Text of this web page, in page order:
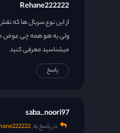
Rehane222222
از این نوع سریال ها که
ولی یه هو همه چی عوض
میشناسید معرفی کنید
پاسخ
saba_noori97
در پاسخ به